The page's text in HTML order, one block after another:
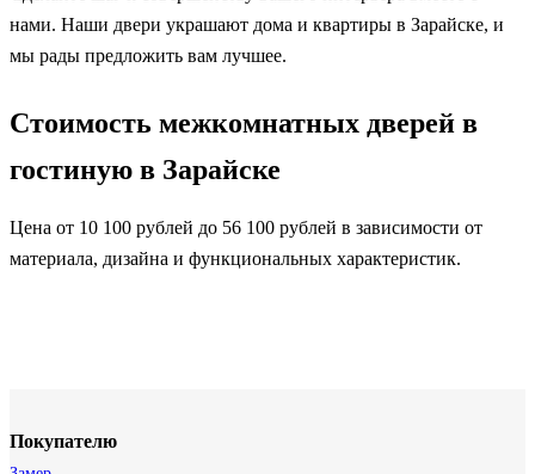
нами. Наши двери украшают дома и квартиры в Зарайске, и
мы рады предложить вам лучшее.
Стоимость межкомнатных дверей в
гостиную в Зарайске
Цена от 10 100 рублей до 56 100 рублей в зависимости от
материала, дизайна и функциональных характеристик.
Покупателю